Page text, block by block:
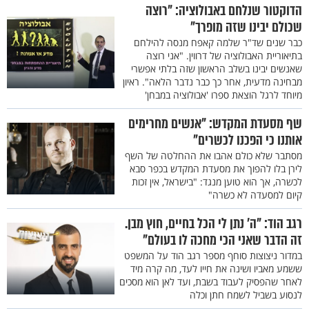
הדוקטור שנלחם באבולוציה: "רוצה
שכולם יבינו שזה מופרך"
כבר שנים שד"ר שלמה קאפח מנסה להילחם
בתיאוריית האבולוציה של דרווין. "אני רוצה
שאנשים יבינו בשלב הראשון שזה בלתי אפשרי
מבחינה מדעית, אחר כך כבר נדבר הלאה". ראיון
מיוחד לרגל הוצאת ספרו 'אבולוציה במבחן'
שף מסעדת המקדש: "אנשים מחרימים
אותנו כי הפכנו לכשרים"
מסתבר שלא כולם אהבו את ההחלטה של השף
לירן בלו להפוך את מסעדת המקדש בכפר סבא
לכשרה, אך הוא טוען מנגד: "בישראל, אין זכות
קיום למסעדה לא כשרה"
רגב הוד: "ה’ נתן לי הכל בחיים, חוץ מבן.
זה הדבר שאני הכי מחכה לו בעולם"
במדור ניצוצות סוחף מספר רגב הוד על המשפט
ששמע מאביו ושינה את חייו לעד, מה קרה מיד
לאחר שהפסיק לעבוד בשבת, ועד לאן הוא מסכים
לנסוע בשביל לשמח חתן וכלה